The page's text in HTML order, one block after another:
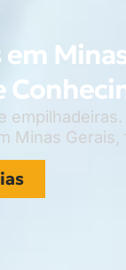
em
Minas Gerais,